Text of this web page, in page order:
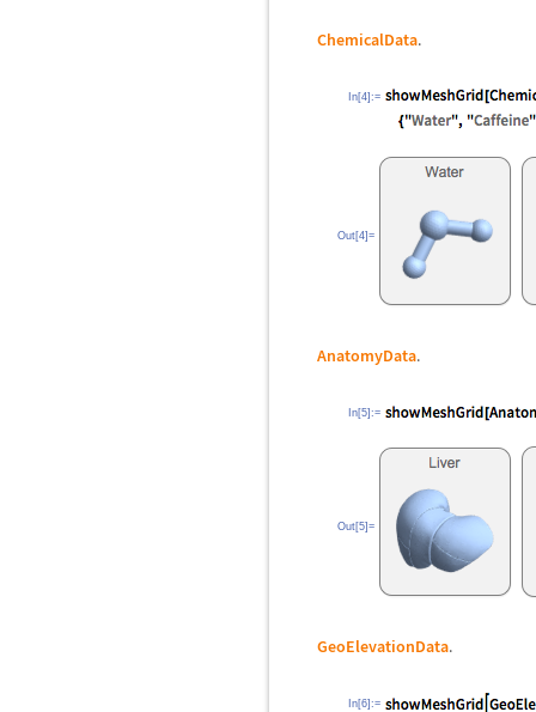
ChemicalData.
In[4]:=
Out[4]=
AnatomyData.
In[5]:=
Out[5]=
GeoElevationData.
In[6]:=